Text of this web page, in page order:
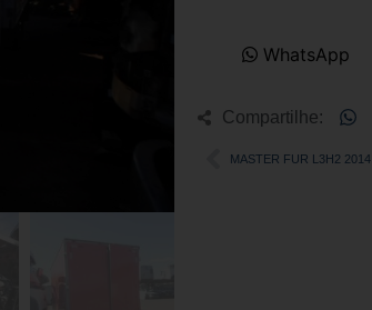
WhatsApp
Compartilhe:
MASTER FUR L3H2 2014